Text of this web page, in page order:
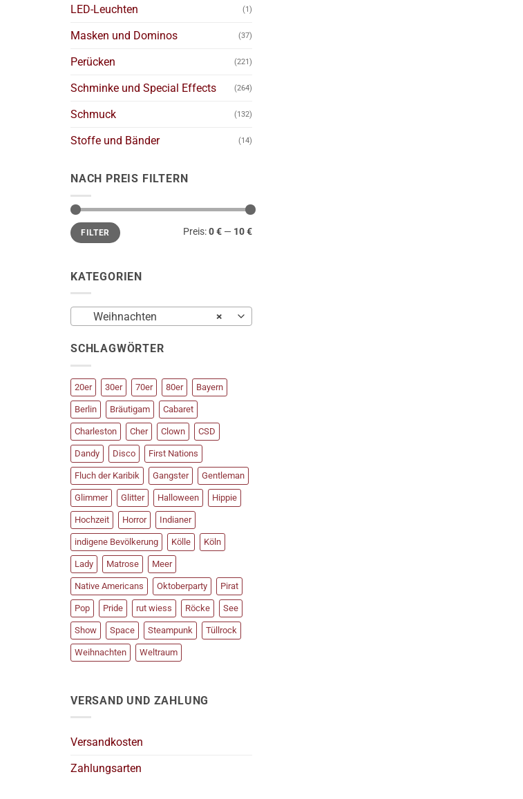
LED-Leuchten (1)
Masken und Dominos (37)
Perücken (221)
Schminke und Special Effects (264)
Schmuck (132)
Stoffe und Bänder (14)
NACH PREIS FILTERN
Min.
Preis
Max.
PreisFILTER Preis:0 €— 10 €
KATEGORIEN
×
Weihnachten
SCHLAGWÖRTER
20er 30er 70er 80er Bayern
Berlin Bräutigam Cabaret
Charleston Cher Clown CSD
Dandy Disco First Nations
Fluch der Karibik Gangster Gentleman
Glimmer Glitter Halloween Hippie
Hochzeit Horror Indianer
indigene Bevölkerung Kölle Köln
Lady Matrose Meer
Native Americans Oktoberparty Pirat
Pop Pride rut wiess Röcke See
Show Space Steampunk Tüllrock
Weihnachten Weltraum
VERSAND UND ZAHLUNG
Versandkosten
Zahlungsarten